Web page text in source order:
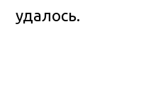
удалось.